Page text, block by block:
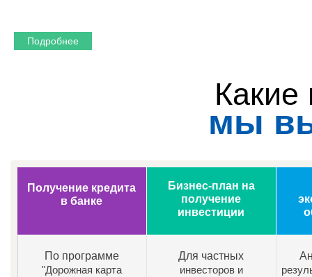
Подробнее
Какие
мы
Получение кредита
в банке
По программе
"Дорожная карта
Бизнес-план на
получение
инвестиции
Для частных
инвесторов и